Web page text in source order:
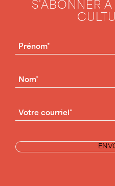
S'ABONNER
PRÉNOM
NOM(NÉCESSAIRE)
COURRIEL(NÉCESSAIRE)